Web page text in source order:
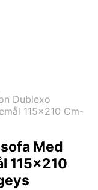
Dublexo
115×210 Cm-
Med
115×210